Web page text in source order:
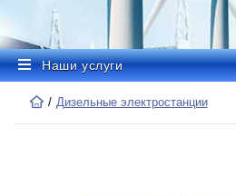
Наши услуги
Дизельные электростанции